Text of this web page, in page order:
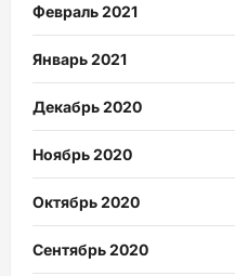
Февраль 2021
Январь 2021
Декабрь 2020
Ноябрь 2020
Октябрь 2020
Сентябрь 2020